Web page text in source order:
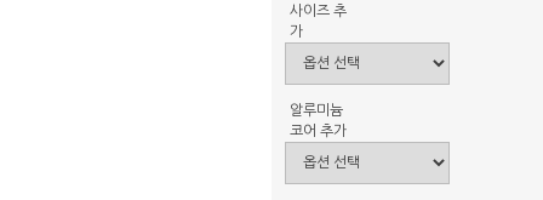
사이즈 추
가
알루미늄
코어 추가